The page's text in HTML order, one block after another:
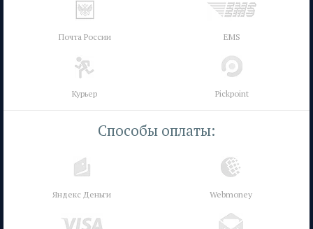
Почта России EMS
Курьер Pickpoint
Способы оплаты:
Яндекс Деньги Webmoney